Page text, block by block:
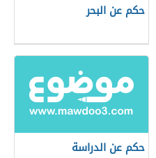
حكم عن البحر
حكم عن الدراسة